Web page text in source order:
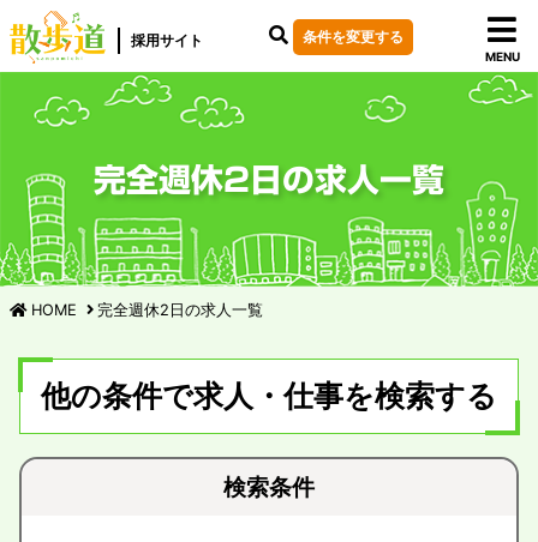
採用サイト 条件を変更する
MENU
完全週休2日の求人一覧
HOME 完全週休2日の求人一覧
他の条件で求人・仕事を検索する
検索条件